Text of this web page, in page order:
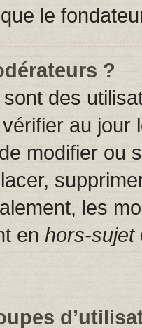
le
?
des
au jour
modifier ou
les
en hors-sujet